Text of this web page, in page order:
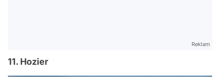
Reklam
11. Hozier